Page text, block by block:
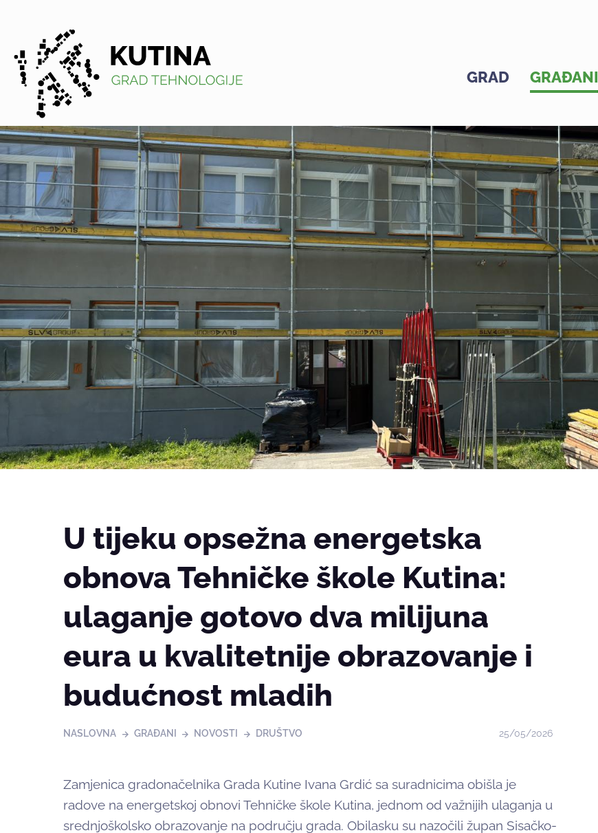
Kutina GRAD GRAĐANI
U tijeku opsežna energetska
obnova Tehničke škole Kutina:
ulaganje gotovo dva milijuna
eura u kvalitetnije obrazovanje i
budućnost mladih
NASLOVNA GRAĐANI NOVOSTI DRUŠTVO 25/05/2026
Zamjenica gradonačelnika Grada Kutine Ivana Grdić sa suradnicima obišla je
radove na energetskoj obnovi Tehničke škole Kutina, jednom od važnijih ulaganja u
srednjoškolsko obrazovanje na području grada. Obilasku su nazočili župan Sisačko-